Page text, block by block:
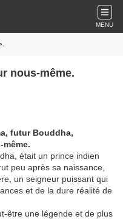
MENU
nous-même.
futur Bouddha,
était un prince indien
peu après sa naissance,
un seigneur puissant qui
et de la dure réalité de
être une légende et de plus